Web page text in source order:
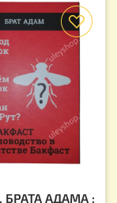
БРАТА АДАМА :